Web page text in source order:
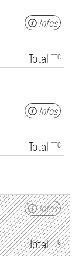
Infos
Total TTC
-
Infos
Total TTC
-
Infos
TotalTTC